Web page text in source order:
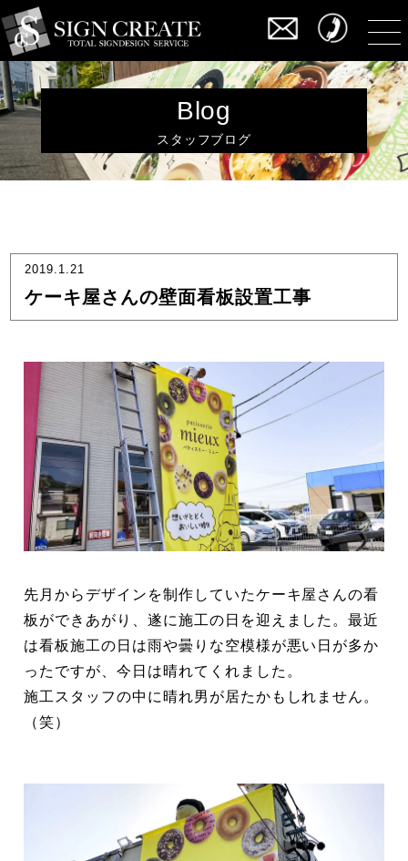
Blog
スタッフブログ
2019.1.21
ケーキ屋さんの壁面看板設置工事
先月からデザインを制作していたケーキ屋さんの看
板ができあがり、遂に施工の日を迎えました。最近
は看板施工の日は雨や曇りな空模様が悪い日が多か
ったですが、今日は晴れてくれました。
施工スタッフの中に晴れ男が居たかもしれません。
（笑）